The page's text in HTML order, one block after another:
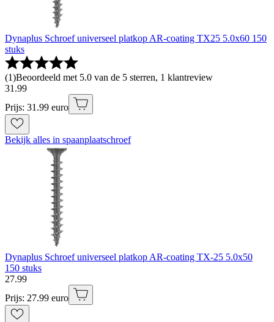
Dynaplus Schroef universeel platkop AR-coating TX25 5.0x60 150
stuks
(1)Beoordeeld met 5.0 van de 5 sterren, 1 klantreview
31 .99
Prijs: 31.99 euro
Bekijk alles in spaanplaatschroef
Dynaplus Schroef universeel platkop AR-coating TX-25 5.0x50
150 stuks
27.99
Prijs: 27.99 euro